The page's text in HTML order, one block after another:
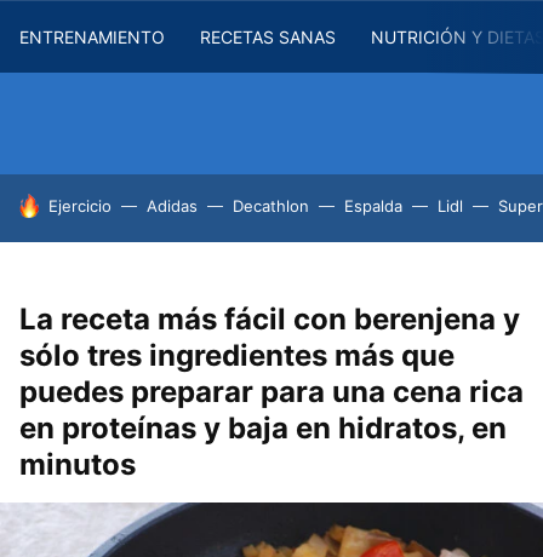
ENTRENAMIENTO RECETAS SANAS NUTRICIÓN Y
HOY SE HABLA DE
Ejercicio Adidas Decathlon Espalda Lidl
La receta más fácil con berenjena y
sólo tres ingredientes más que
puedes preparar para una cena rica
en proteínas y baja en hidratos, en
minutos